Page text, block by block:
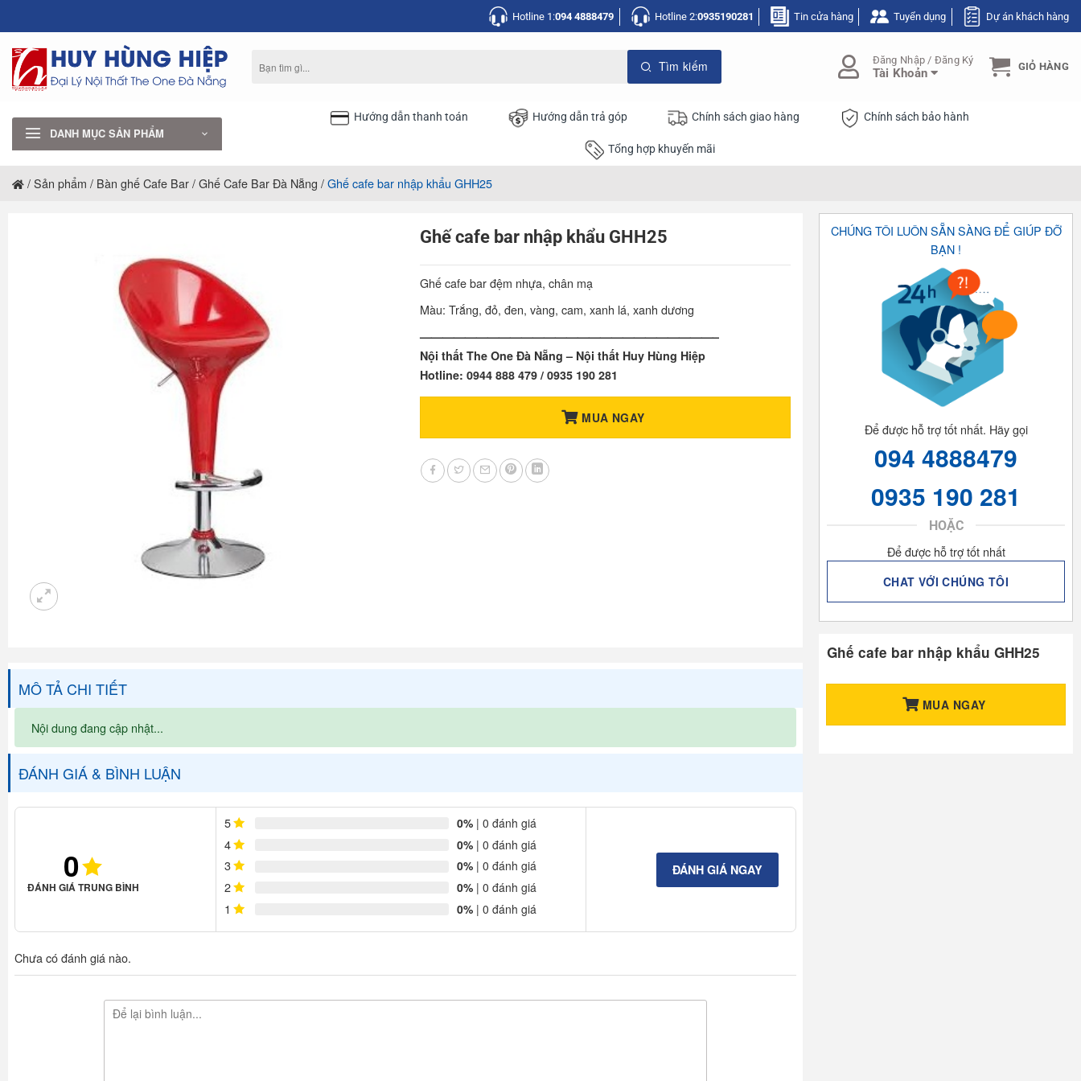
nội
dung
Hotline 1:094 4888479 Hotline 2:0935190281 Tin cửa hàng Tuyển dụng Dự án khách hàng
kiếm:
Đăng Nhập / Đăng Ký
Tài Khoản GIỎ HÀNG
DANH MỤC SẢN PHẨM
Hướng dẫn thanh toán Hướng dẫn trả góp Chính sách giao hàng Chính sách bảo hành
Tổng hợp khuyến mãi
/Sản phẩm / Bàn ghế Cafe Bar/Ghế Cafe Bar Đà Nẵng /Ghế cafe bar nhập khẩu GHH25
Ghế cafe bar nhập khẩu GHH25
Ghế cafe bar đệm nhựa, chân mạ
Màu: Trắng, đỏ, đen, vàng, cam, xanh lá, xanh dương
——————————————————————————–
Nội thất The One Đà Nẵng – Nội thất Huy Hùng Hiệp
Hotline: 0944 888 479 / 0935 190 281
MUA NGAY
MÔ TẢ CHI TIẾT
Nội dung đang cập nhật...
ĐÁNH GIÁ & BÌNH LUẬN
0
ĐÁNH GIÁ TRUNG BÌNH
5 0%| 0 đánh giá
4 0%| 0 đánh giá
3 0%| 0 đánh giá
2 0%| 0 đánh giá
1 0%| 0 đánh giá
ĐÁNH GIÁ NGAY
Chưa có đánh giá nào.
CHÚNG TÔI LUÔN SẴN SÀNG ĐỂ GIÚP ĐỠ
BẠN !
Để được hỗ trợ tốt nhất. Hãy gọi
094 4888479
0935 190 281
HOẶC
Để được hỗ trợ tốt nhất
CHAT VỚI CHÚNG TÔI
Ghế cafe bar nhập khẩu GHH25
MUA NGAY